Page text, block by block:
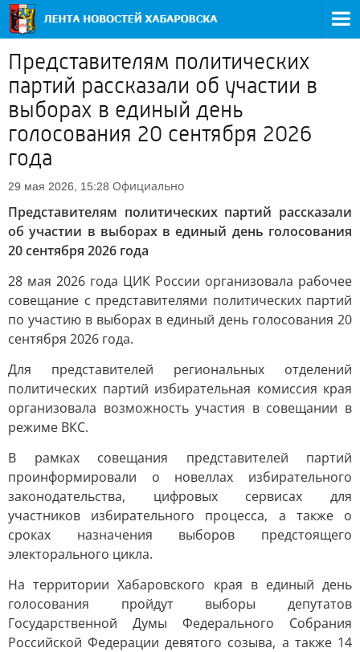
Представителям политических
партий рассказали об участии в
выборах в единый день
голосования 20 сентября 2026
года
29 мая 2026, 15:28 Официально
Представителям политических партий рассказали
об участии в выборах в единый день голосования
20 сентября 2026 года
28 мая 2026 года ЦИК России организовала рабочее
совещание с представителями политических партий
по участию в выборах в единый день голосования 20
сентября 2026 года.
Для представителей региональных отделений
политических партий избирательная комиссия края
организовала возможность участия в совещании в
режиме ВКС.
В рамках совещания представителей партий
проинформировали о новеллах избирательного
законодательства, цифровых сервисах для
участников избирательного процесса, а также о
сроках назначения выборов предстоящего
электорального цикла.
На территории Хабаровского края в единый день
голосования пройдут выборы депутатов
Государственной Думы Федерального Собрания
Российской Федерации девятого созыва, а также 14